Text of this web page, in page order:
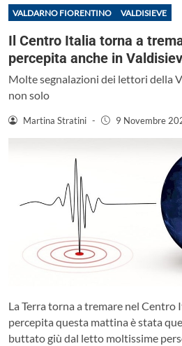
VALDARNO FIORENTINO VALDISIEVE
Il Centro Italia torna a
percepita anche in
Molte segnalazioni dei lettori della
non solo
Martina Stratini - 9 Novembre
La Terra torna a tremare nel Centro
percepita questa mattina è stata
buttato giù dal letto moltissime